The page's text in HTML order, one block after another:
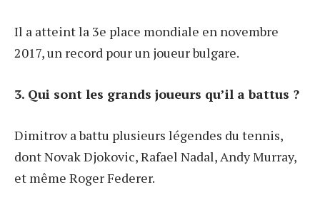
Il a atteint la 3e place mondiale en novembre
2017, un record pour un joueur bulgare.
3. Qui sont les grands joueurs qu’il a battus ?
Dimitrov a battu plusieurs légendes du tennis,
dont Novak Djokovic, Rafael Nadal, Andy Murray,
et même Roger Federer.